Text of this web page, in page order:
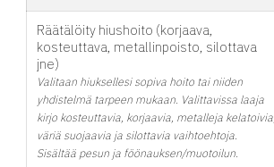
Räätälöity hiushoito (korjaava,
kosteuttava, metallinpoisto, silottava
jne)
Valitaan hiuksellesi sopiva hoito tai niiden
yhdistelmä tarpeen mukaan. Valittavissa laaja
kirjo kosteuttavia, korjaavia, metalleja kelatoivia,
väriä suojaavia ja silottavia vaihtoehtoja.
Sisältää pesun ja föönauksen/muotoilun.